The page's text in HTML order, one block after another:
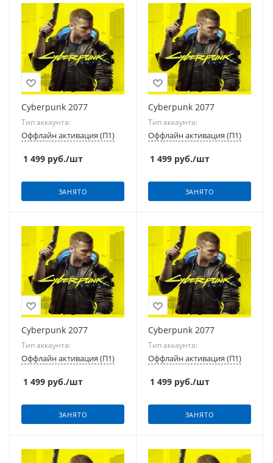
Cyberpunk 2077
Тип аккаунта:
Оффлайн активация (П1)
1 499 руб./шт
ЗАНЯТО
Cyberpunk 2077
Тип аккаунта:
Оффлайн активация (П1)
1 499 руб./шт
ЗАНЯТО
Cyberpunk 2077
Тип аккаунта:
Оффлайн активация (П1)
1 499 руб./шт
ЗАНЯТО
Cyberpunk 2077
Тип аккаунта:
Оффлайн активация (П1)
1 499 руб./шт
ЗАНЯТО